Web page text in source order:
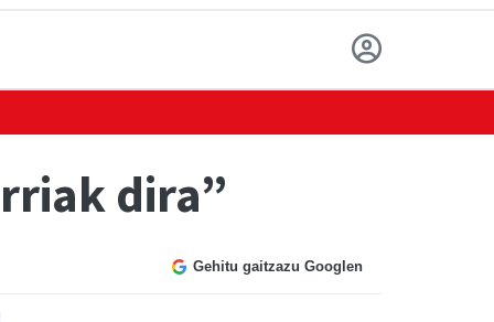
dira”
Gehitu gaitzazu Googlen